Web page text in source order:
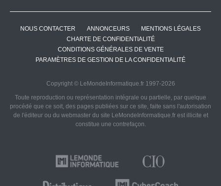
NOUS CONTACTER ANNONCEURS
MENTIONS LÉGALES
CHARTE DE CONFIDENTIALITÉ
CONDITIONS GÉNÉRALES DE VENTE
PARAMÈTRES DE GESTION DE LA CONFIDENTIALITÉ
Copyright © LeMondeInformatique.fr 1997-2026
Toute reproduction ou représentation intégrale ou partielle, par quelque
procédé que ce soit, des pages publiées sur ce site, faite sans l'autorisation
de l'éditeur ou du webmaster du site LeMondeInformatique.fr est illicite et
constitue une contrefaçon.